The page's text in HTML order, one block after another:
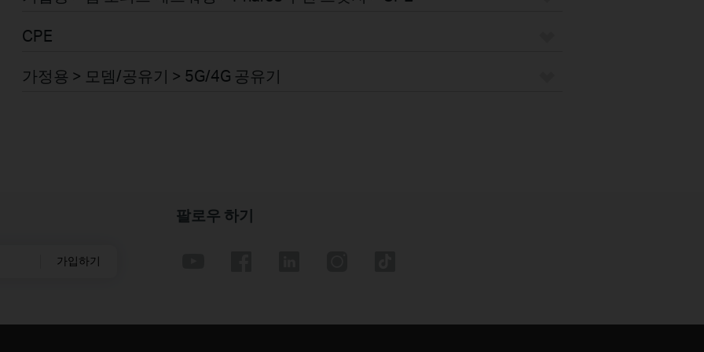
CPE
가정용 > 모뎀/공유기 > 5G/4G 공유기
가입하기
팔로우 하기